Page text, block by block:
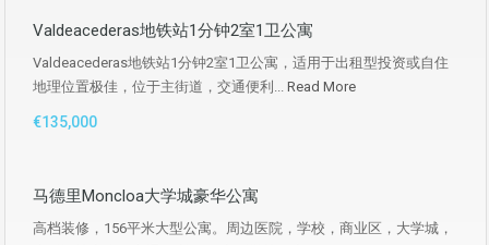
Valdeacederas地铁站1分钟2室1卫公寓
Valdeacederas地铁站1分钟2室1卫公寓，适用于出租型投资或自住
地理位置极佳，位于主街道，交通便利... Read More
€135,000
马德里Moncloa大学城豪华公寓
高档装修，156平米大型公寓。周边医院，学校，商业区，大学城，